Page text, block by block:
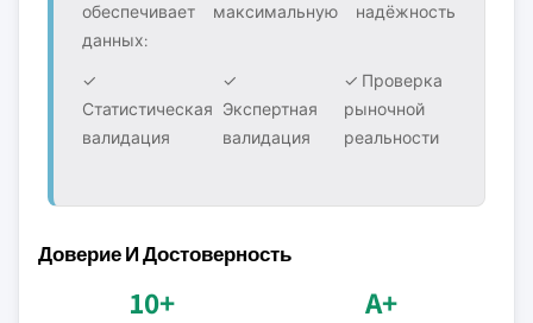
обеспечивает максимальную надёжность
данных:
✓
Статистическая
валидация
✓
Экспертная
валидация
✓ Проверка
рыночной
реальности
Доверие И Достоверность
10+ A+